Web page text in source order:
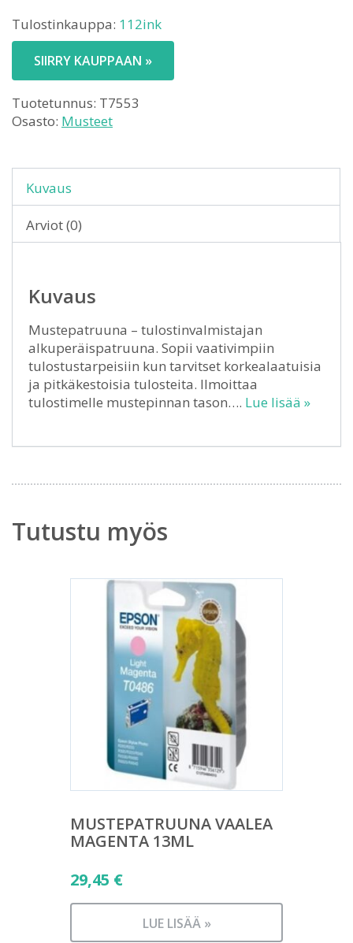
Tulostinkauppa: 112ink
SIIRRY KAUPPAAN »
Tuotetunnus: T7553
Osasto: Musteet
Kuvaus
Arviot (0)
Kuvaus
Mustepatruuna – tulostinvalmistajan
alkuperäispatruuna. Sopii vaativimpiin
tulostustarpeisiin kun tarvitset korkealaatuisia
ja pitkäkestoisia tulosteita. Ilmoittaa
tulostimelle mustepinnan tason…. Lue lisää »
Tutustu myös
MUSTEPATRUUNA VAALEA
MAGENTA 13ML
29,45 €
LUE LISÄÄ »